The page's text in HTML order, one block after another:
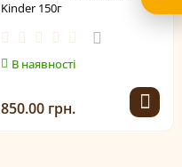
Kinder 150г
В наявності
850.00 грн.